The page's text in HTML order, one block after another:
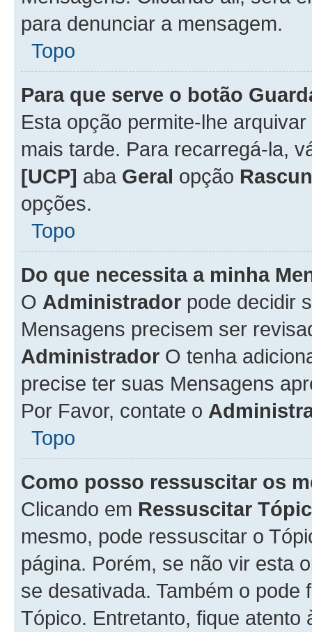
para denunciar a mensagem.
Topo
Para que serve o botão
Esta opção permite-lhe
mais tarde. Para recarregá-la,
[UCP] aba Geral opção
opções.
Topo
Do que necessita a minha
O Administrador pode decidir
Mensagens precisem ser
Administrador O tenha
precise ter suas Mensagens
Por Favor, contate o
Topo
Como posso ressuscitar os
Clicando em Ressuscitar
mesmo, pode ressuscitar o
página. Porém, se não vir esta
se desativada. Também o
Tópico. Entretanto, fique atento